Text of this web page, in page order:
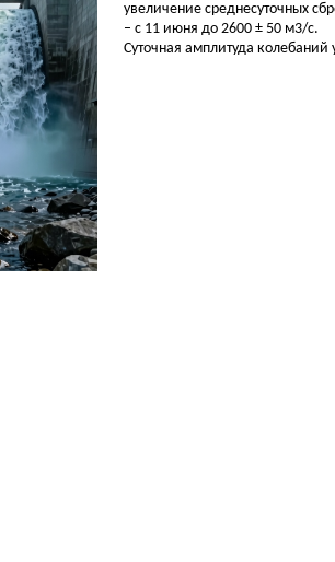
увеличение среднесуточных
– с 11 июня до 2600 ± 50 м3/с.
Суточная амплитуда